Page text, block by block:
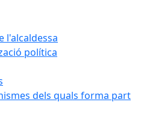
l'alcaldessa
política
dels quals forma part